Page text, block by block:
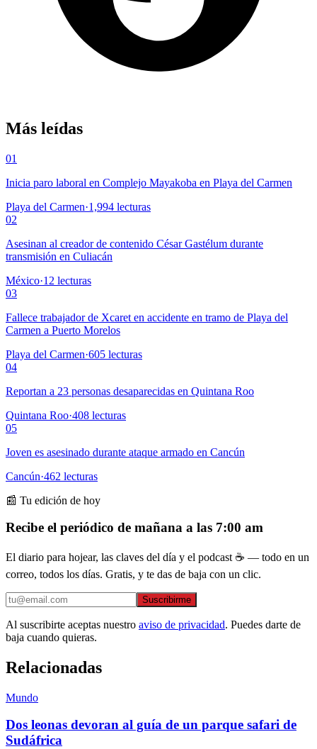
Más leídas
01
Inicia paro laboral en Complejo Mayakoba en Playa del Carmen
Playa del Carmen·1,994 lecturas
02
Asesinan al creador de contenido César Gastélum durante
transmisión en Culiacán
México·12 lecturas
03
Fallece trabajador de Xcaret en accidente en tramo de Playa del
Carmen a Puerto Morelos
Playa del Carmen·605 lecturas
04
Reportan a 23 personas desaparecidas en Quintana Roo
Quintana Roo·408 lecturas
05
Joven es asesinado durante ataque armado en Cancún
Cancún·462 lecturas
📰 Tu edición de hoy
Recibe el periódico de mañana a las 7:00 am
El diario para hojear, las claves del día y el podcast ☕ — todo en un
correo, todos los días. Gratis, y te das de baja con un clic.
Suscribirme
Al suscribirte aceptas nuestro aviso de privacidad. Puedes darte de
baja cuando quieras.
Relacionadas
Mundo
Dos leonas devoran al guía de un parque safari de
Sudáfrica